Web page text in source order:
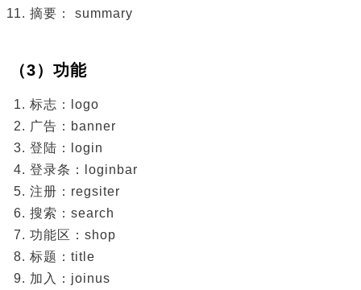
摘要： summary
（3）功能
标志：logo
广告：banner
登陆：login
登录条：loginbar
注册：regsiter
搜索：search
功能区：shop
标题：title
加入：joinus